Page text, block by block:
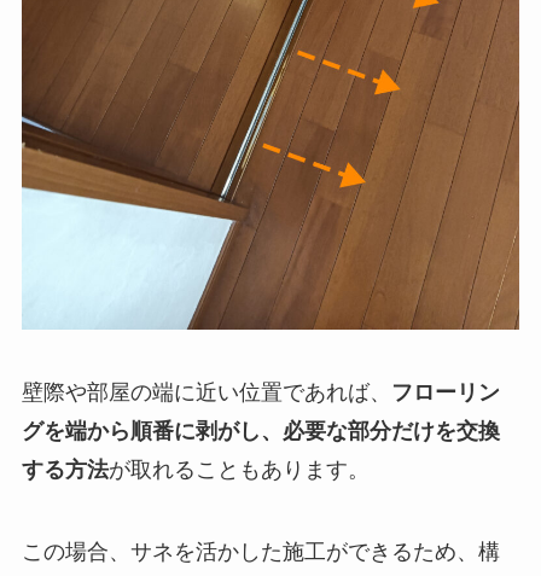
壁際や部屋の端に近い位置であれば、
フローリン
グを端から順番に剥がし、必要な部分だけを交換
する方法が取れることもあります。
この場合、サネを活かした施工ができるため、構